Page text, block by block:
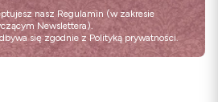
nasz Regulamin (w zakresie
Newslettera).
się zgodnie z Polityką prywatności.